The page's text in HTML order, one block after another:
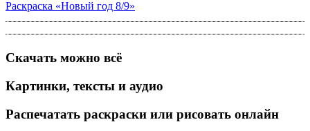
Раскраска «Новый год 8/9»
Скачать можно всё
Картинки, тексты и аудио
Распечатать раскраски или рисовать онлайн